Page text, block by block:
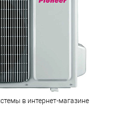
в интернет-магазине